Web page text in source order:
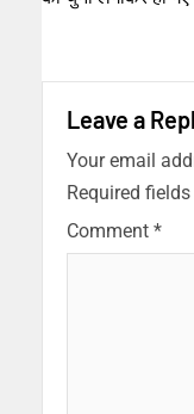
Leave a
Your email
Required
Comment *